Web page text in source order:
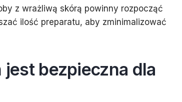
z wrażliwą skórą powinny rozpocząć
ilość preparatu, aby zminimalizować
bezpieczna dla